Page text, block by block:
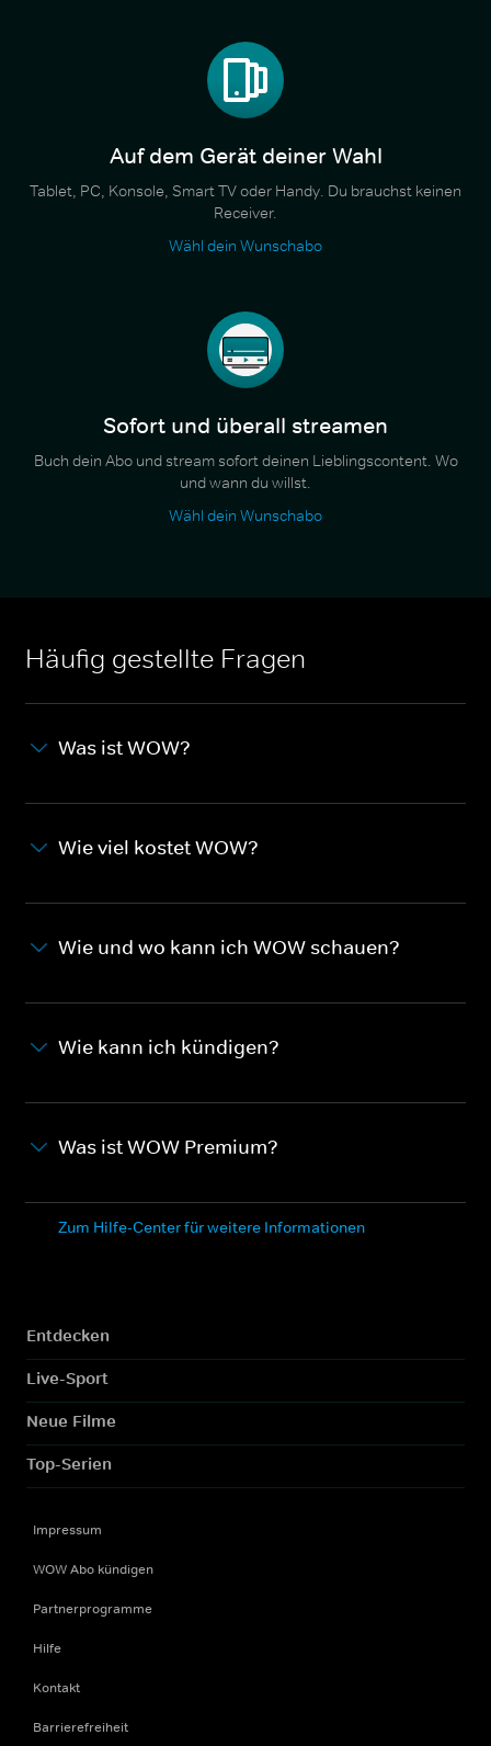
Auf dem Gerät deiner Wahl
Tablet, PC, Konsole, Smart TV oder Handy. Du brauchst keinen
Receiver.
Wähl dein Wunschabo
Sofort und überall streamen
Buch dein Abo und stream sofort deinen Lieblingscontent. Wo
und wann du willst.
Wähl dein Wunschabo
Häufig gestellte Fragen
Was ist WOW?
Wie viel kostet WOW?
Wie und wo kann ich WOW schauen?
Wie kann ich kündigen?
Was ist WOW Premium?
Zum Hilfe-Center für weitere Informationen
Entdecken
Live-Sport
Neue Filme
Top-Serien
Impressum
WOW Abo kündigen
Partnerprogramme
Hilfe
Kontakt
Barrierefreiheit